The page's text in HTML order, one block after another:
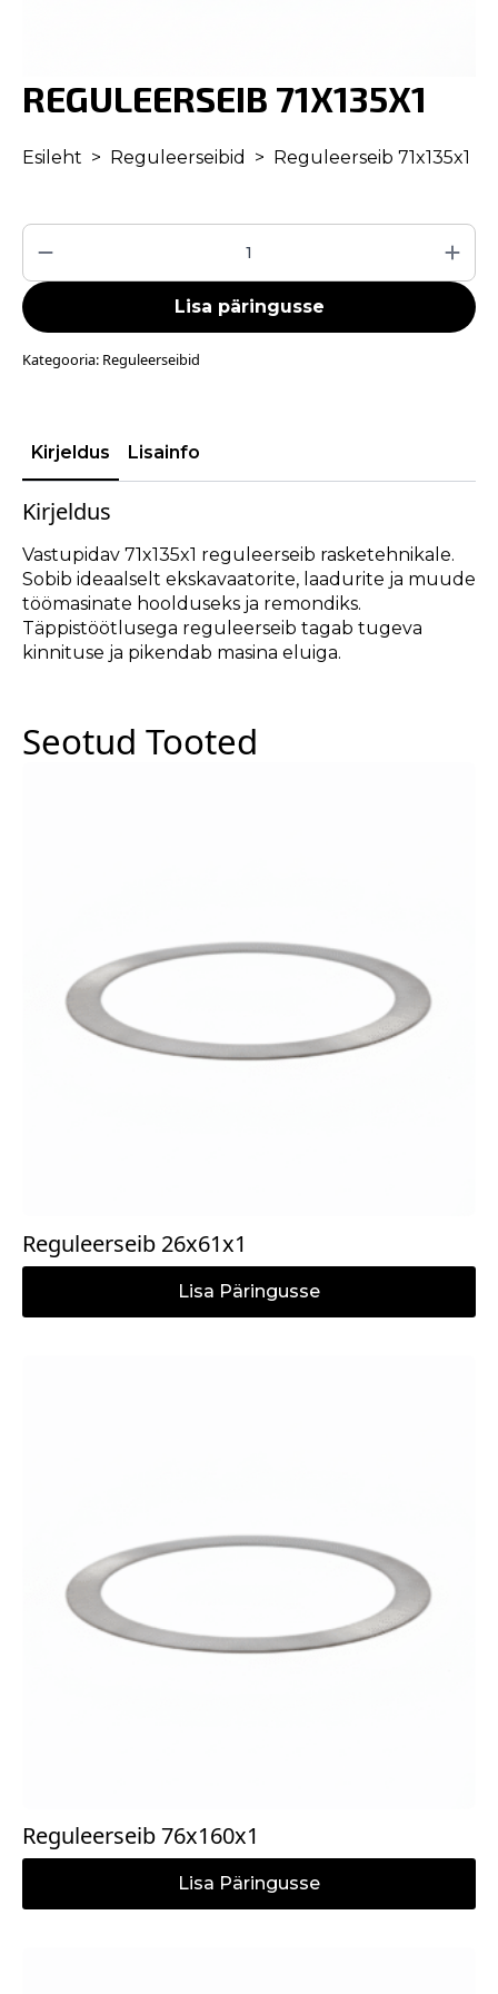
REGULEERSEIB 71X135X1
Esileht Reguleerseibid Reguleerseib 71x135x1
Reguleerseib
71x135x1
Lisa päringusse
Kategooria: Reguleerseibid
Kirjeldus Lisainfo
Kirjeldus
Vastupidav 71x135x1 reguleerseib rasketehnikale.
Sobib ideaalselt ekskavaatorite, laadurite ja muude
töömasinate hoolduseks ja remondiks.
Täppistöötlusega reguleerseib tagab tugeva
kinnituse ja pikendab masina eluiga.
Seotud Tooted
Reguleerseib 26x61x1
Lisa Päringusse
Reguleerseib 76x160x1
Lisa Päringusse